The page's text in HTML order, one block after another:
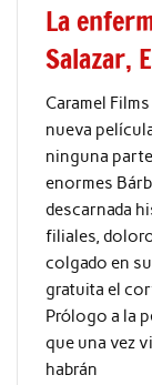
La
Salazar,
Caramel
nueva
ninguna
enormes
descarnada
filiales,
colgado en
gratuita el
Prólogo a la
que una vez
habrán